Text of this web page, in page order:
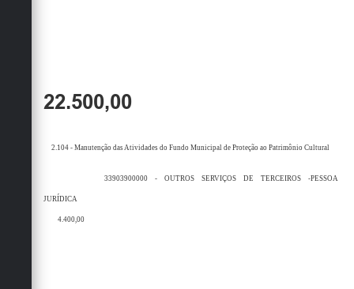
22.500,00
2.104 - Manutenção das Atividades do Fundo Municipal de Proteção ao Patrimônio Cultural
33903900000 - OUTROS SERVIÇOS DE TERCEIROS -PESSOA
JURÍDICA
4.400,00